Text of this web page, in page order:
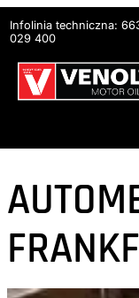
do
treści
Infolinia techniczna:
029 400